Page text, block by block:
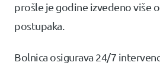
prošle je godine izvedeno više
postupaka.
Bolnica osigurava 24/7